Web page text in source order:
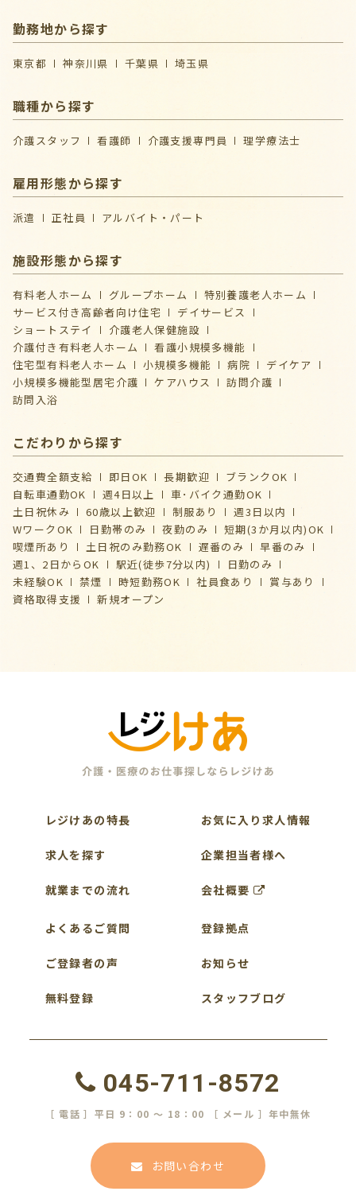
勤務地から探す
東京都 神奈川県 千葉県 埼玉県
職種から探す
介護スタッフ 看護師 介護支援専門員 理学療法士
雇用形態から探す
派遣 正社員 アルバイト・パート
施設形態から探す
有料老人ホーム グループホーム
特別養護老人ホーム
サービス付き高齢者向け住宅
デイサービス
ショートステイ
介護⽼⼈保健施設
介護付き有料老人ホーム
看護小規模多機能
住宅型有料老人ホーム
小規模多機能 病院
デイケア
⼩規模多機能型居宅介護
ケアハウス
訪問介護
訪問入浴
こだわりから探す
交通費全額支給 即日OK 長期歓迎
ブランクOK
自転車通勤OK
週4日以上
車･バイク通勤OK
土日祝休み
60歳以上歓迎 制服あり
週3日以内
WワークOK
日勤帯のみ 夜勤のみ
短期(3か月以内)OK
喫煙所あり
土日祝のみ勤務OK 遅番のみ
早番のみ
週1、2日からOK
駅近(徒歩7分以内)
日勤のみ
未経験OK
禁煙 時短勤務OK 社員食あり
賞与あり
資格取得支援
新規オープン
レジけあの特長
求人を探す
就業までの流れ
よくあるご質問
ご登録者の声
無料登録
お気に入り求人情報
企業担当者様へ
会社概要
登録拠点
お知らせ
スタッフブログ
045-711-8572
［ 電話 ］平日 9：00 ～ 18：00 ［ メール ］年中無休
お問い合わせ